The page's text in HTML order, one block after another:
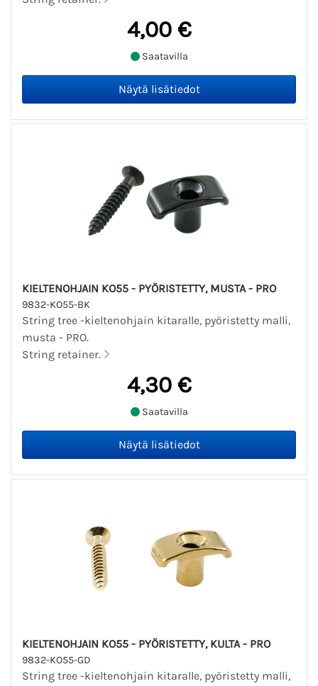
4,00 €
Saatavilla
KIELTENOHJAIN KO55 - PYÖRISTETTY, MUSTA - PRO
9832-KO55-BK
String tree -kieltenohjain kitaralle, pyöristetty malli,
musta - PRO.
String retainer.
4,30 €
Saatavilla
KIELTENOHJAIN KO55 - PYÖRISTETTY, KULTA - PRO
9832-KO55-GD
String tree -kieltenohjain kitaralle, pyöristetty malli,